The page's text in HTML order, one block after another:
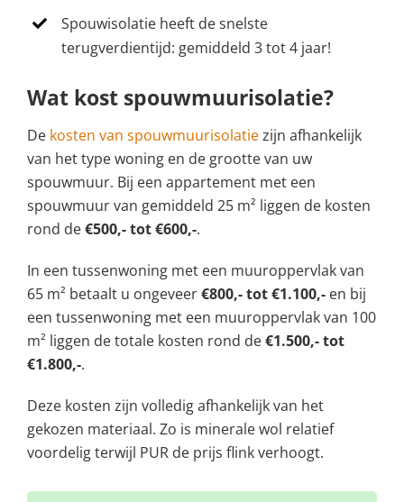
Spouwisolatie heeft de snelste
terugverdientijd: gemiddeld 3 tot 4 jaar!
Wat kost spouwmuurisolatie?
De kosten van spouwmuurisolatiezijn afhankelijk
van het type woning en de grootte van uw
spouwmuur. Bij een appartement met een
spouwmuur van gemiddeld 25 m² liggen de kosten
rond de€500,- tot €600,-.
In een tussenwoning met een muuroppervlak van
65 m² betaalt u ongeveer€800,- tot €1.100,- en bij
een tussenwoning met een muuroppervlak van 100
m² liggen de totale kosten rond de€1.500,- tot
€1.800,-.
Deze kosten zijn volledig afhankelijk van het
gekozen materiaal. Zo is minerale wol relatief
voordelig terwijl PUR de prijs flink verhoogt.